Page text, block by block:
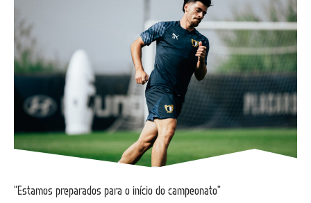
“Estamos preparados para o início do campeonato”